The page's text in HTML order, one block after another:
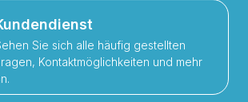
Sie sich alle häufig gestellten
Kontaktmöglichkeiten und mehr